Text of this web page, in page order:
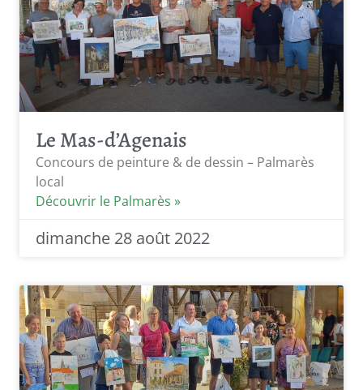
Le Mas-d’Agenais
Concours de peinture & de dessin – Palmarès
local
Découvrir le Palmarès »
dimanche 28 août 2022